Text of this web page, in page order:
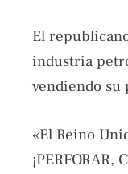
El
industria
vendiendo su
«El Reino